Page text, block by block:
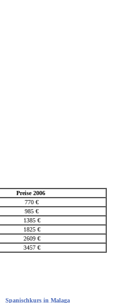
Preise 2006
770 €
985 €
1385 €
1825 €
2609 €
3457 €
Spanischkurs in Malaga